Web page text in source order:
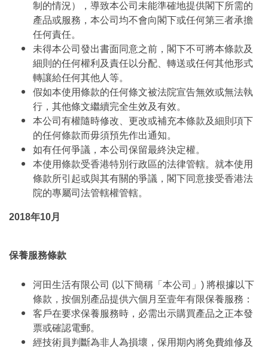
制的情況），導致本公司未能準確地提供閣下所需的
產品或服務，本公司均不會向閣下或任何第三者承擔
任何責任。
未得本公司發出書面同意之前，閣下不可將本條款及
細則的任何權利及責任以分配、轉送或任何其他形式
轉讓給任何其他人等。
假如本使用條款的任何條文被法院宣告無效或無法執
行，其他條文繼續完全生效及有效。
本公司有權隨時修改、更改或補充本條款及細則項下
的任何條款而毋須預先作出通知。
如有任何爭議，本公司保留最終決定權。
本使用條款受香港特別行政區的法律管轄。就本使用
條款所引起或與其有關的爭議，閣下同意接受香港法
院的專屬司法管轄權管轄。
2018年10月
保養服務條款
河田生活有限公司 (以下簡稱「本公司」) 將根據以下
條款，按個別產品提供六個月至壹年有限保養服務：
客戶在要求保養服務時，必需出示購買產品之正本發
票或確認電郵。
經技術員判斷為非人為損壞，保用期內將免費維修及